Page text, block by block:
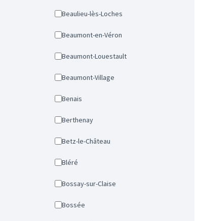
Beaulieu-lès-Loches
Beaumont-en-Véron
Beaumont-Louestault
Beaumont-Village
Benais
Berthenay
Betz-le-Château
Bléré
Bossay-sur-Claise
Bossée